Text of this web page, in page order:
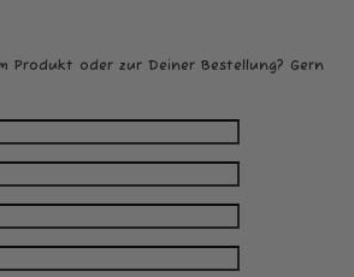
Produkt oder zur Deiner Bestellung? Gern